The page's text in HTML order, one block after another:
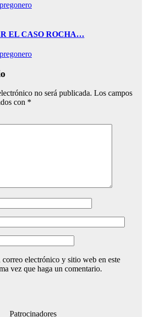
EL CASO ROCHA…
no será publicada. Los campos
con *
electrónico y sitio web en este
vez que haga un comentario.
Patrocinadores